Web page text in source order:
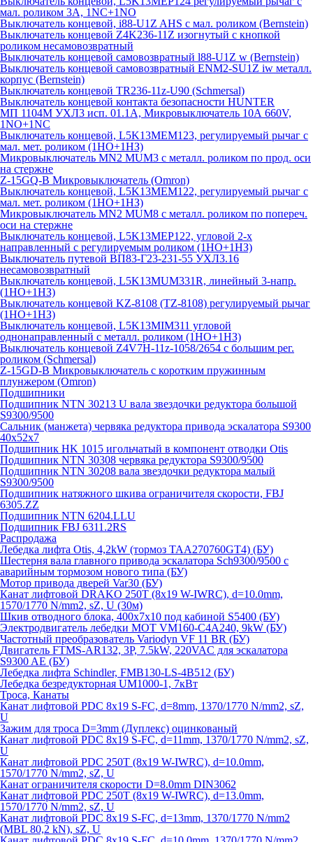
мал. роликом 3А, 1NC+1NO
Выключатель концевой, i88-U1Z AHS с мал. роликом (Bernstein)
Выключатель концевой Z4K236-11Z изогнутый с кнопкой
роликом несамовозвратный
Выключатель концевой самовозвратный l88-U1Z w (Bernstein)
Выключатель концевой самовозвратный ENM2-SU1Z iw металл.
корпус (Bernstein)
Выключатель концевой TR236-11z-U90 (Schmersal)
Выключатель концевой контакта безопасности HUNTER
МП 1104М УХЛ3 исп. 01.1А, Микровыключатель 10А 660V,
1NO+1NC
Выключатель концевой, L5K13MEM123, регулируемый рычаг с
мал. мет. роликом (1НО+1НЗ)
Микровыключатель MN2 MUM3 с металл. роликом по прод. оси
на стержне
Z-15GQ-B Микровыключатель (Omron)
Выключатель концевой, L5K13MEM122, регулируемый рычаг с
мал. мет. роликом (1НО+1НЗ)
Микровыключатель MN2 MUM8 с металл. роликом по попереч.
оси на стержне
Выключатель концевой, L5K13MEP122, угловой 2-х
направленный с регулируемым роликом (1НО+1НЗ)
Выключатель путевой ВП83-Г23-231-55 УХЛ3.16
несамовозвратный
Выключатель концевой, L5K13MUM331R, линейный 3-напр.
(1НО+1НЗ)
Выключатель концевой KZ-8108 (TZ-8108) регулируемый рычаг
(1НО+1НЗ)
Выключатель концевой, L5K13MIM311 угловой
однонаправленный с металл. роликом (1НО+1НЗ)
Выключатель концевой Z4V7H-11z-1058/2654 с большим рег.
роликом (Schmersal)
Z-15GD-B Микровыключатель с коротким пружинным
плунжером (Omron)
Подшипники
Подшипник NTN 30213 U вала звездочки редуктора большой
S9300/9500
Сальник (манжета) червяка редуктора привода эскалатора S9300
40х52х7
Подшипник HK 1015 игольчатый в компонент отводки Otis
Подшипник NTN 30308 червяка редуктора S9300/9500
Подшипник NTN 30208 вала звездочки редуктора малый
S9300/9500
Подшипник натяжного шкива ограничителя скорости, FBJ
6305.ZZ
Подшипник NTN 6204.LLU
Подшипник FBJ 6311.2RS
Распродажа
Лебедка лифта Otis, 4,2kW (тормоз TAA270760GT4) (БУ)
Шестерня вала главного привода эскалатора Sch9300/9500 с
аварийным тормозом нового типа (БУ)
Мотор привода дверей Var30 (БУ)
Канат лифтовой DRAKO 250T (8x19 W-IWRC), d=10.0mm,
1570/1770 N/mm2, sZ, U (30м)
Шкив отводного блока, 400х7х10 под кабиной S5400 (БУ)
Электродвигатель лебедки MOT VM160-C4A240, 9kW (БУ)
Частотный преобразователь Variodyn VF 11 BR (БУ)
Двигатель FTMS-AR132, 3P, 7.5kW, 220VAC для эскалатора
S9300 AE (БУ)
Лебедка лифта Schindler, FMB130-LS-4B512 (БУ)
Лебедка безредукторная UM1000-1, 7кВт
Троса, Канаты
Канат лифтовой PDC 8x19 S-FC, d=8mm, 1370/1770 N/mm2, sZ,
U
Зажим для троса D=3mm (Дуплекс) оцинкованый
Канат лифтовой PDC 8x19 S-FC, d=11mm, 1370/1770 N/mm2, sZ,
U
Канат лифтовой PDC 250T (8x19 W-IWRC), d=10.0mm,
1570/1770 N/mm2, sZ, U
Канат ограничителя скорости D=8.0mm DIN3062
Канат лифтовой PDC 250T (8x19 W-IWRC), d=13.0mm,
1570/1770 N/mm2, sZ, U
Канат лифтовой PDC 8х19 S-FC, d=13mm, 1370/1770 N/mm2
(MBL 80,2 kN), sZ, U